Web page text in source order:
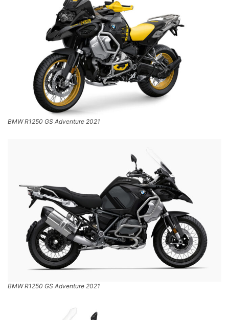
BMW R1250 GS Adventure 2021
BMW R1250 GS Adventure 2021